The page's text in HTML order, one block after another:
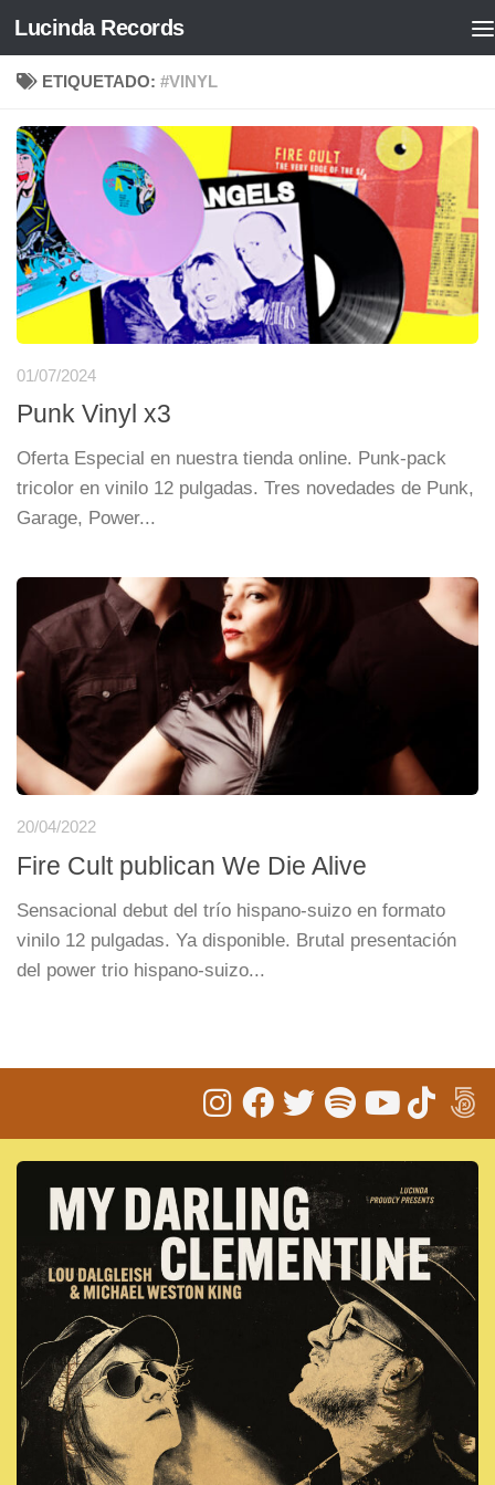
Saltar al contenido
Lucinda Records
ETIQUETADO: #VINYL
01/07/2024
Punk Vinyl x3
Oferta Especial en nuestra tienda online. Punk-pack
tricolor en vinilo 12 pulgadas. Tres novedades de Punk,
Garage, Power...
20/04/2022
Fire Cult publican We Die Alive
Sensacional debut del trío hispano-suizo en formato
vinilo 12 pulgadas. Ya disponible. Brutal presentación
del power trio hispano-suizo...